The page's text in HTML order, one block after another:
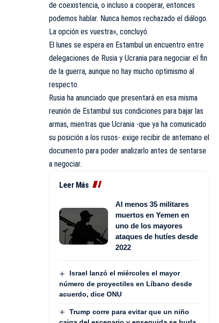
de coexistencia, o incluso a cooperar, entonces
podemos hablar. Nunca hemos rechazado el diálogo.
La opción es vuestra», concluyó.
El lunes se espera en Estambul un encuentro entre
delegaciones de Rusia y Ucrania para negociar el fin
de la guerra, aunque no hay mucho optimismo al
respecto.
Rusia ha anunciado que presentará en esa misma
reunión de Estambul sus condiciones para bajar las
armas, mientras que Ucrania -que ya ha comunicado
su posición a los rusos- exige recibir de antemano el
documento para poder analizarlo antes de sentarse
a negociar.
Leer Más
Al menos 35 militares
muertos en Yemen en
uno de los mayores
ataques de hutíes desde
2022
Israel lanzó el miércoles el mayor
número de proyectiles en Líbano desde
acuerdo, dice ONU
Trump corre para evitar que un niño